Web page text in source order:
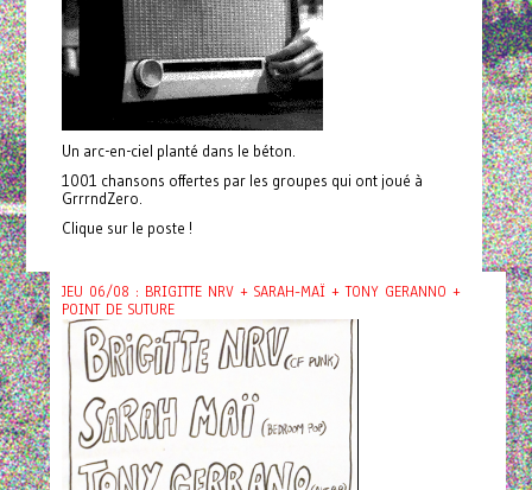
Un arc-en-ciel planté dans le béton.
1001 chansons offertes par les groupes qui ont joué à
GrrrndZero.
Clique sur le poste !
JEU 06/08 : BRIGITTE NRV + SARAH-MAÏ + TONY GERANNO +
POINT DE SUTURE